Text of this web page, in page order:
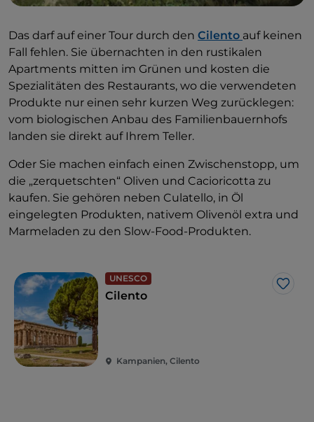
Das darf auf einer Tour durch den Cilento auf keinen
Fall fehlen. Sie übernachten in den rustikalen
Apartments mitten im Grünen und kosten die
Spezialitäten des Restaurants, wo die verwendeten
Produkte nur einen sehr kurzen Weg zurücklegen:
vom biologischen Anbau des Familienbauernhofs
landen sie direkt auf Ihrem Teller.
Oder Sie machen einfach einen Zwischenstopp, um
die „zerquetschten“ Oliven und Cacioricotta zu
kaufen. Sie gehören neben Culatello, in Öl
eingelegten Produkten, nativem Olivenöl extra und
Marmeladen zu den Slow-Food-Produkten.
UNESCO
Like
Cilento
Kampanien, Cilento